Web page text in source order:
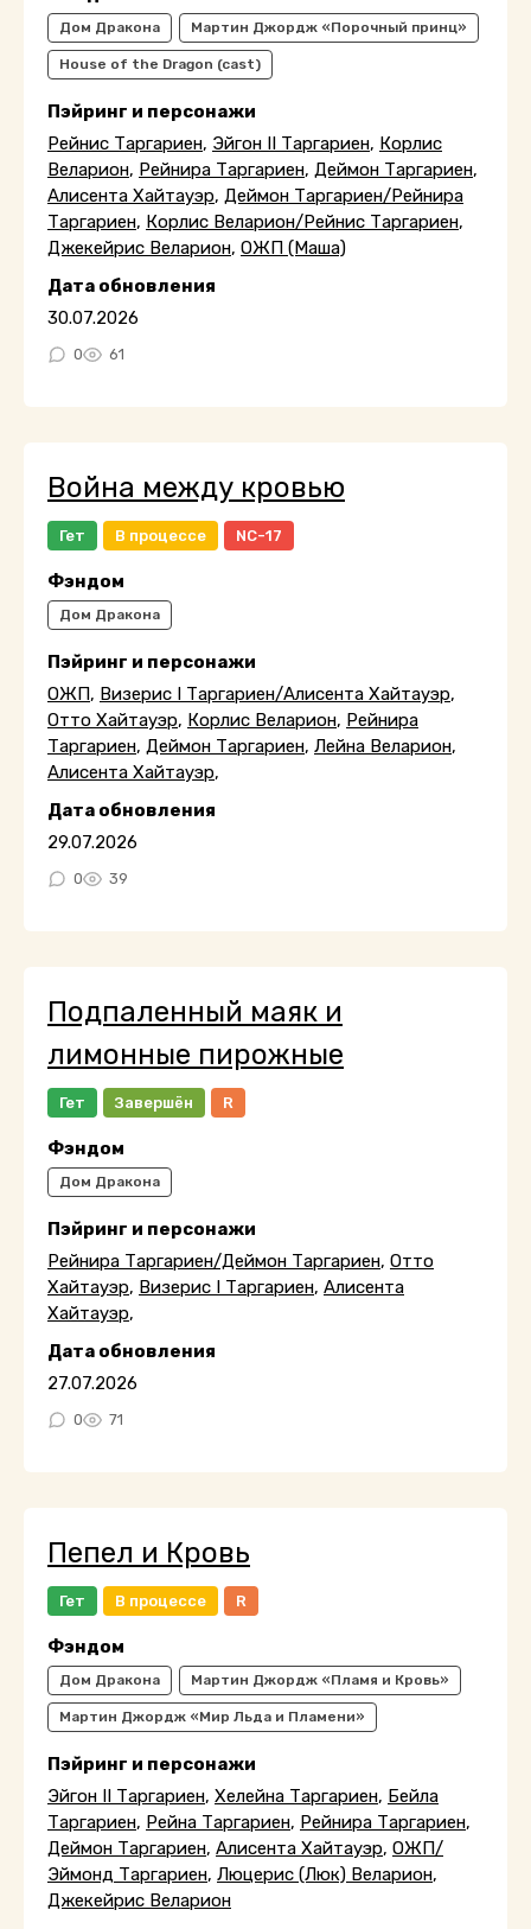
Дом Дракона Мартин Джордж «Порочный принц»
House of the Dragon (cast)
Пэйринг и персонажи
Рейнис Таргариен, Эйгон II Таргариен, Корлис
Веларион, Рейнира Таргариен, Деймон Таргариен,
Алисента Хайтауэр, Деймон Таргариен/Рейнира
Таргариен, Корлис Веларион/Рейнис Таргариен,
Джекейрис Веларион, ОЖП (Маша)
Дата обновления
30.07.2026
0 61
Война между кровью
Гет В процессе NC-17
Фэндом
Дом Дракона
Пэйринг и персонажи
ОЖП, Визерис I Таргариен/Алисента Хайтауэр,
Отто Хайтауэр, Корлис Веларион, Рейнира
Таргариен, Деймон Таргариен, Лейна Веларион,
Алисента Хайтауэр,
Дата обновления
29.07.2026
0 39
Подпаленный маяк и
лимонные пирожные
Гет Завершён R
Фэндом
Дом Дракона
Пэйринг и персонажи
Рейнира Таргариен/Деймон Таргариен, Отто
Хайтауэр, Визерис I Таргариен, Алисента
Хайтауэр,
Дата обновления
27.07.2026
0 71
Пепел и Кровь
Гет В процессе R
Фэндом
Дом Дракона Мартин Джордж «Пламя и Кровь»
Мартин Джордж «Мир Льда и Пламени»
Пэйринг и персонажи
Эйгон II Таргариен, Хелейна Таргариен, Бейла
Таргариен, Рейна Таргариен, Рейнира Таргариен,
Деймон Таргариен, Алисента Хайтауэр, ОЖП/
Эймонд Таргариен, Люцерис (Люк) Веларион,
Джекейрис Веларион